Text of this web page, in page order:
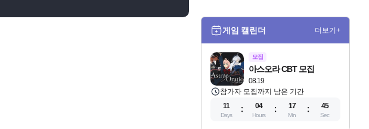
게임 캘린더 더보기+
모집
08.19
아스오라 CBT 모집
참가자 모집까지 남은 기간
11
Days
04
Hours
17
Min
45
Sec